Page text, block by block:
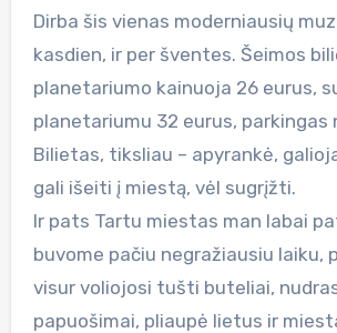
Dirba šis vienas moderniausių
kasdien, ir per šventes. Šeimos
planetariumo kainuoja 26 eurus,
planetariumu 32 eurus, parkingas
Bilietas, tiksliau – apyrankė,
gali išeiti į miestą, vėl sugrįžti.
Ir pats Tartu miestas man labai
buvome pačiu negražiausiu laiku,
visur voliojosi tušti buteliai,
papuošimai, pliaupė lietus ir